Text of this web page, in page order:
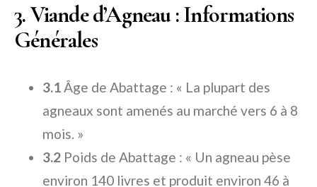
3. Viande d’Agneau : Informations
Générales
3.1Âge de Abattage : « La plupart des
agneaux sont amenés au marché vers 6 à 8
mois. »
3.2 Poids de Abattage : « Un agneau pèse
environ 140 livres et produit environ 46 à